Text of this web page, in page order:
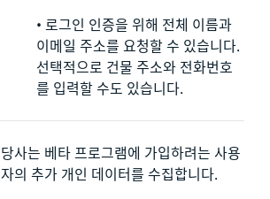
• 로그인 인증을 위해 전체 이름과
이메일 주소를 요청할 수 있습니다.
선택적으로 건물 주소와 전화번호
를 입력할 수도 있습니다.
당사는 베타 프로그램에 가입하려는 사용
자의 추가 개인 데이터를 수집합니다.